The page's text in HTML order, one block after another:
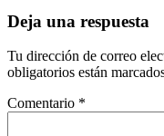
Deja una respuesta
Tu dirección de correo
obligatorios están
Comentario *